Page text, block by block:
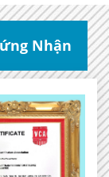
Nhận